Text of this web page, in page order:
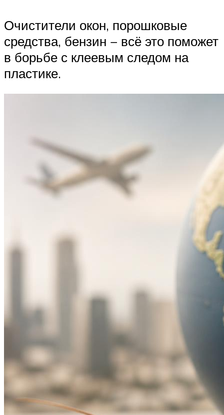
Очистители окон, порошковые
средства, бензин − всё это поможет
в борьбе с клеевым следом на
пластике.